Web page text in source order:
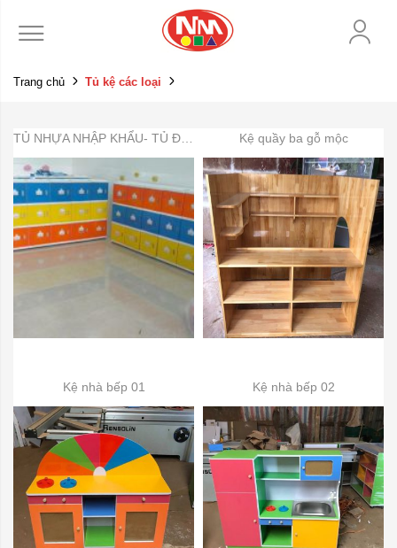
Trang chủ Tủ kệ các loại
Kệ quầy ba gỗ mộc
Kệ nhà bếp 01 Kệ nhà bếp 02